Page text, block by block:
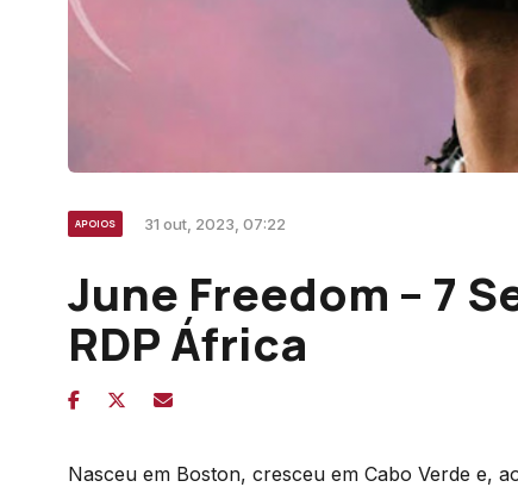
APOIOS 31 out, 2023, 07:22
June Freedom – 7
RDP África
Nasceu em Boston, cresceu em Cabo Verde e,